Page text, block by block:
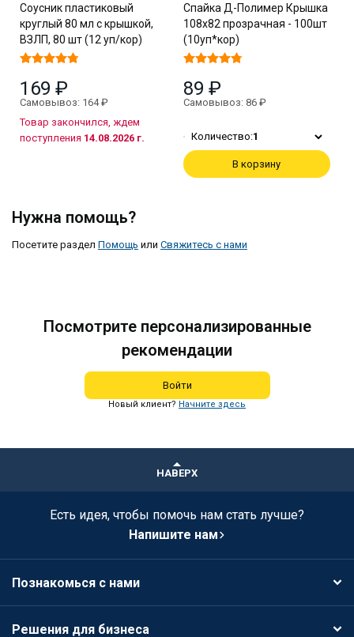
Соусник пластиковый
круглый 80 мл с крышкой,
ВЗЛП, 80 шт (12 уп/кор)
169 ₽
Самовывоз: 164 ₽
Товар закончился, ждем
поступления 14.08.2026 г.
Спайка Д-Полимер Крышка
108х82 прозрачная - 100шт
(10уп*кор)
89 ₽
Самовывоз: 86 ₽
Количество:1
В корзину
Нужна помощь?
Посетите раздел Помощь или Свяжитесь с нами
Посмотрите персонализированные
рекомендации
Войти
Новый клиент? Начните здесь
НАВЕРХ
Есть идея, чтобы помочь нам стать лучше?
Напишите нам
Познакомься с нами
Решения для бизнеса